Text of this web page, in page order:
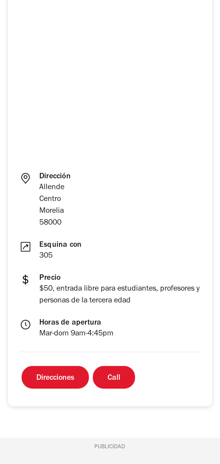
Dirección
Allende
Centro
Morelia
58000
Esquina con
305
Precio
$50, entrada libre para estudiantes, profesores y
personas de la tercera edad
Horas de apertura
Mar-dom 9am-4:45pm
Direcciones Call
PUBLICIDAD